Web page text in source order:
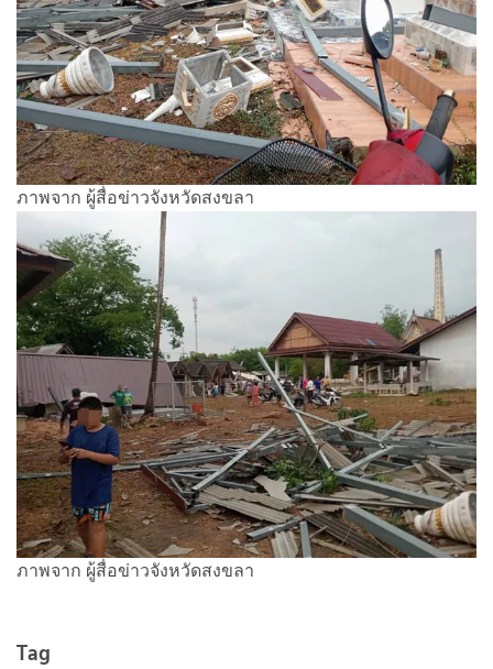
ภาพจาก ผู้สื่อข่าวจังหวัดสงขลา
ภาพจาก ผู้สื่อข่าวจังหวัดสงขลา
Tag